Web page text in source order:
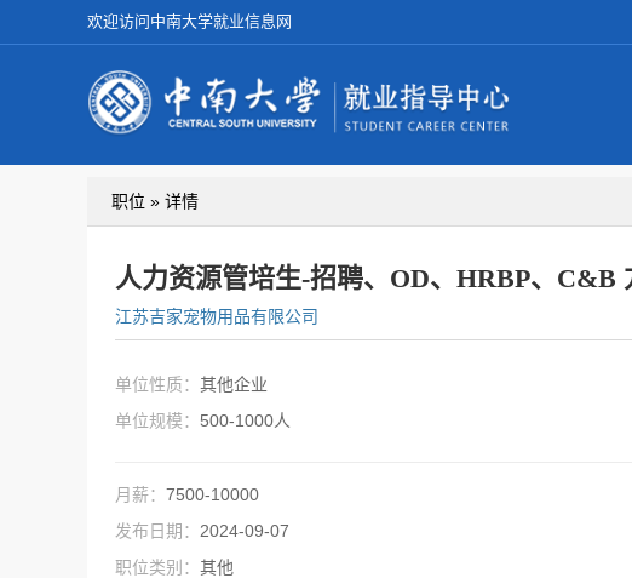
欢迎访问中南大学就业信息网
职位 » 详情
人力资源管培生-招聘、OD、HRBP、C&B
江苏吉家宠物用品有限公司
单位性质： 其他企业
单位规模： 500-1000人
月薪： 7500-10000
发布日期： 2024-09-07
职位类别： 其他